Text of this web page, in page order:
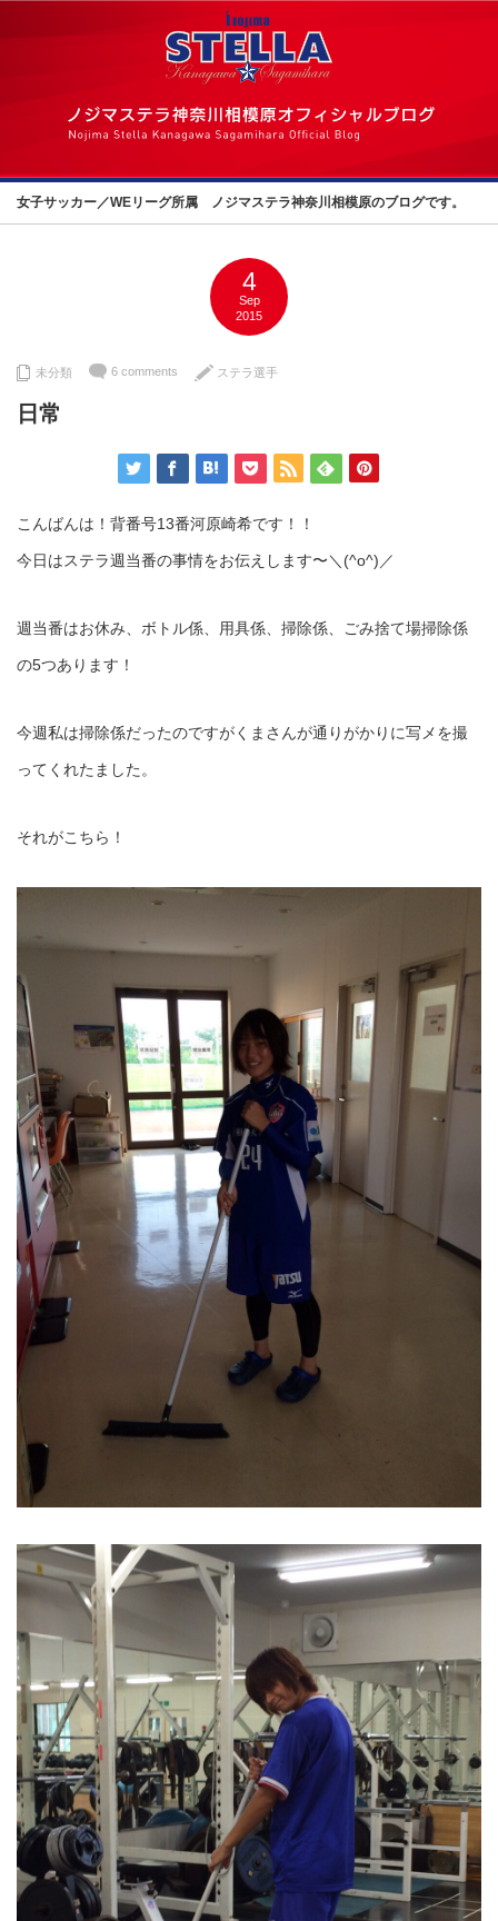
女子サッカー／WEリーグ所属 ノジマステラ神奈川相模原のブログです。
4
Sep
2015
未分類 6 comments ステラ選手
日常
こんばんは！背番号13番河原崎希です！！
今日はステラ週当番の事情をお伝えします〜＼(^o^)／
週当番はお休み、ボトル係、用具係、掃除係、ごみ捨て場掃除係
の5つあります！
今週私は掃除係だったのですがくまさんが通りがかりに写メを撮
ってくれたました。
それがこちら！